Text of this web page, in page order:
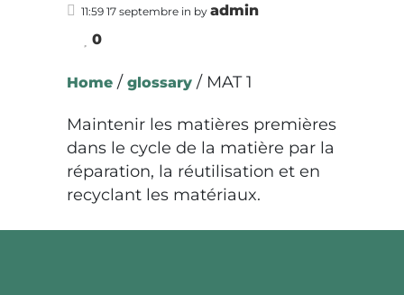
11:59 17 septembre in by admin
0
Home / glossary / MAT 1
Maintenir les matières premières
dans le cycle de la matière par la
réparation, la réutilisation et en
recyclant les matériaux.